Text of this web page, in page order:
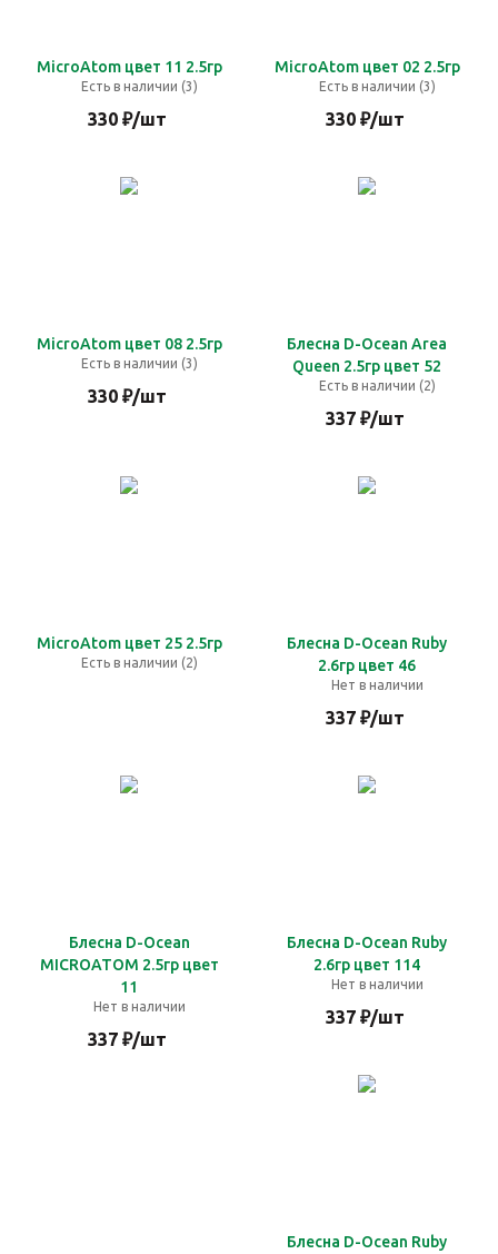
MicroAtom цвет 11 2.5гр
Есть в наличии (3)
330₽/шт
MicroAtom цвет 02 2.5гр
Есть в наличии (3)
330₽/шт
MicroAtom цвет 08 2.5гр
Есть в наличии (3)
330₽/шт
Блесна D-Ocean Area
Queen 2.5гр цвет 52
Есть в наличии (2)
337₽/шт
MicroAtom цвет 25 2.5гр
Есть в наличии (2)
Блесна D-Ocean Ruby
2.6гр цвет 46
Нет в наличии
337₽/шт
Блесна D-Ocean
MICROATOM 2.5гр цвет
11
Нет в наличии
337₽/шт
Блесна D-Ocean Ruby
2.6гр цвет 114
Нет в наличии
337₽/шт
Блесна D-Ocean Ruby